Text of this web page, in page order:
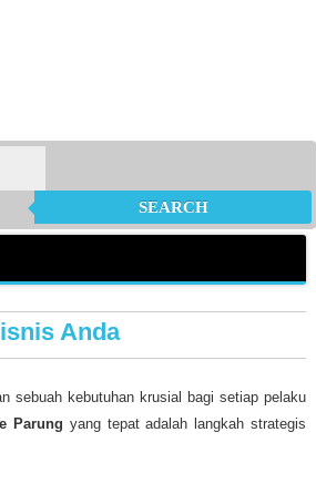
SEARCH
Anda
sebuah kebutuhan krusial bagi setiap pelaku
Parung yang tepat adalah langkah strategis